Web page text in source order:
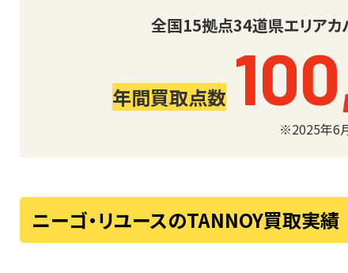
全国15拠点34道県エリアカ
年間買取点数
※2025年6
ニーゴ・リユースのTANNOY買取実績